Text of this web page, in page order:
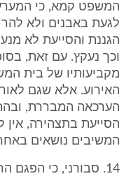
המשפט קמא, כי
לגעת באבנים ולא
הגננת והסייעת לא
וכך נעקץ. עם זאת,
מקביעותיו של בית
האירוע. אלא שגם
הערכאה המבררת,
הסייעת בתצהירה, אין
המשיבים נושאים
14. סבורני, כי הפגם